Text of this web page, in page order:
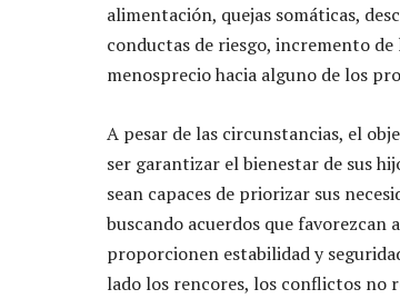
alimentación, quejas somáticas,
conductas de riesgo, incremento
menosprecio hacia alguno de los
A pesar de las circunstancias, el
ser garantizar el bienestar de sus
sean capaces de priorizar sus
buscando acuerdos que favorezcan
proporcionen estabilidad y
lado los rencores, los conflictos no